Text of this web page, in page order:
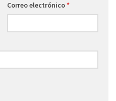
Correo electrónico*